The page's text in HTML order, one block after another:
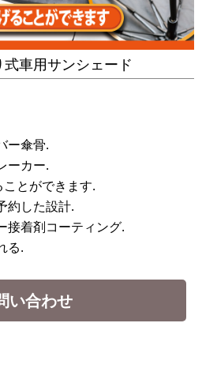
式車用サンシェード
ー傘骨.
ーカー.
とができます.
約した設計.
接着剤コーティング.
る.
い合わせ